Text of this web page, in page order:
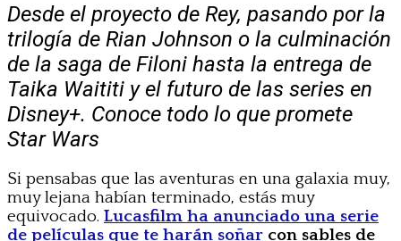
Desde el proyecto de Rey, pasando por la
trilogía de Rian Johnson o la culminación
de la saga de Filoni hasta la entrega de
Taika Waititi y el futuro de las series en
Disney+. Conoce todo lo que promete
Star Wars
Si pensabas que las aventuras en una galaxia muy,
muy lejana habían terminado, estás muy
equivocado. Lucasfilm ha anunciado una serie
de películas que te harán soñar con sables de